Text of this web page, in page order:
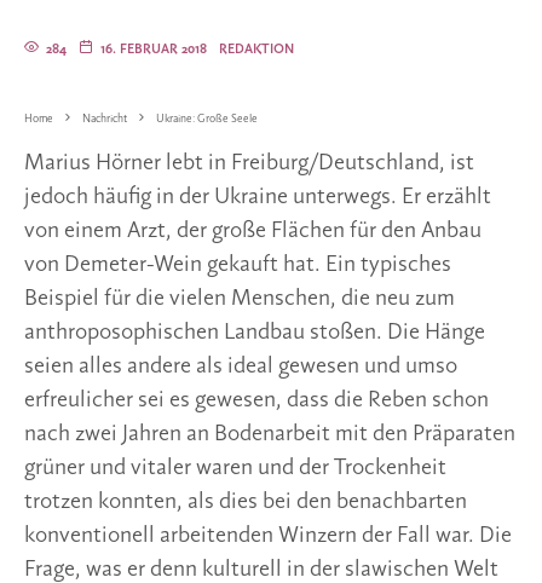
REDAKTION
16. FEBRUAR 2018
284
Home Nachricht Ukraine: Große Seele
Marius Hörner lebt in Freiburg/Deutschland, ist
jedoch häufig in der Ukraine unterwegs. Er erzählt
von einem Arzt, der große Flächen für den Anbau
von Demeter-Wein gekauft hat. Ein typisches
Beispiel für die vielen Menschen, die neu zum
anthroposophischen Landbau stoßen. Die Hänge
seien alles andere als ideal gewesen und umso
erfreulicher sei es gewesen, dass die Reben schon
nach zwei Jahren an Bodenarbeit mit den Präparaten
grüner und vitaler waren und der Trockenheit
trotzen konnten, als dies bei den benachbarten
konventionell arbeitenden Winzern der Fall war. Die
Frage, was er denn kulturell in der slawischen Welt